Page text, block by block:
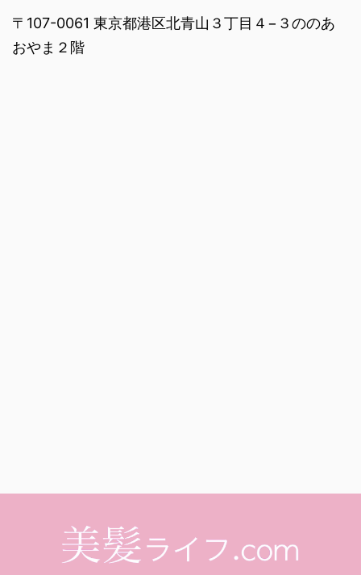
〒107-0061 東京都港区北青山３丁目４−３ののあ
おやま２階